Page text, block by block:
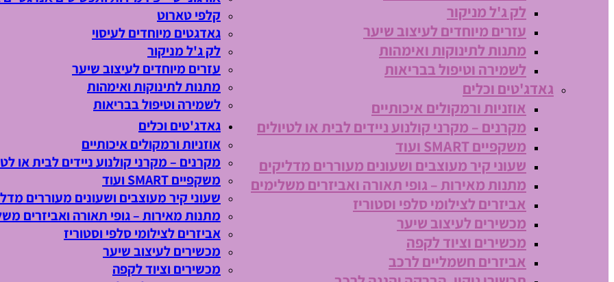
לק ג'ל מניקור
עזרים מיוחדים לעיצוב שיער
מתנות לתינוקות ואימהות
לשמירה וטיפול בבריאות
גאדג'טים וכלים
אוזניות ורמקולים איכותיים
מקרנים – מקרני קולנוע ניידים לבית או לטיולים
משקפיים SMART ועוד
שעוני קיר מעוצבים ושעונים מעוררים מדליקים
מתנות מאירות – גופי תאורה ואביזרים משלימים
אביזרים לצילומי סלפי וסטוריז
מכשירים לעיצוב שיער
מכשירים וציוד לקפה
אביזרים חשמליים לרכב
קלפי טארוט
גאדגטים מיוחדים לעיסוי
לק ג'ל מניקור
עזרים מיוחדים לעיצוב שיער
מתנות לתינוקות ואימהות
לשמירה וטיפול בבריאות
גאדג'טים וכלים
אוזניות ורמקולים איכותיים
מקרנים – מקרני קולנוע ניידים לבית או
משקפיים SMART ועוד
שעוני קיר מעוצבים ושעונים מעוררים
מתנות מאירות – גופי תאורה ואביזרים
אביזרים לצילומי סלפי וסטוריז
מכשירים לעיצוב שיער
מכשירים וציוד לקפה